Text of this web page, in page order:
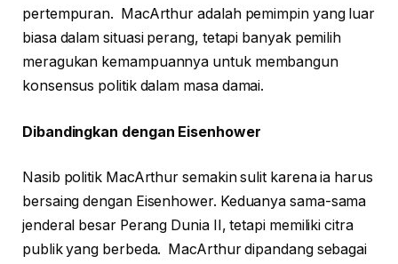
pertempuran. MacArthur adalah pemimpin yang luar
biasa dalam situasi perang, tetapi banyak pemilih
meragukan kemampuannya untuk membangun
konsensus politik dalam masa damai.
Dibandingkan dengan Eisenhower
Nasib politik MacArthur semakin sulit karena ia harus
bersaing dengan Eisenhower. Keduanya sama-sama
jenderal besar Perang Dunia II, tetapi memiliki citra
publik yang berbeda. MacArthur dipandang sebagai